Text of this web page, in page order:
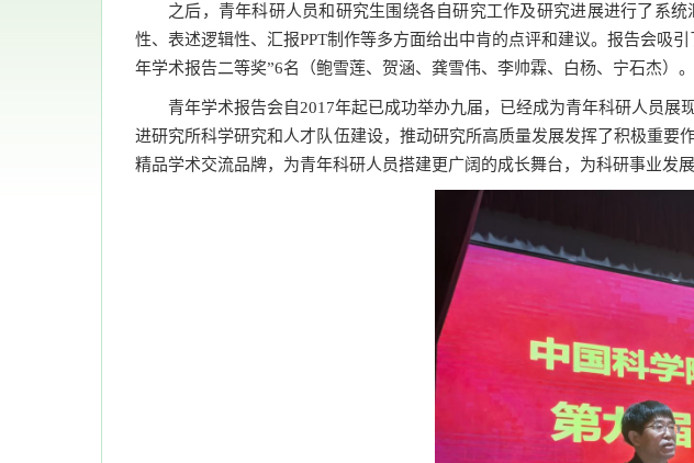
之后，青年科研人员和研究生围绕各自研究工作及研究进展进行了系
性、表述逻辑性、汇报PPT制作等多方面给出中肯的点评和建议。报告会吸
年学术报告二等奖”6名（鲍雪莲、贺涵、龚雪伟、李帅霖、白杨、宁石杰）。
青年学术报告会自2017年起已成功举办九届，已经成为青年科研人员
进研究所科学研究和人才队伍建设，推动研究所高质量发展发挥了积极重
精品学术交流品牌，为青年科研人员搭建更广阔的成长舞台，为科研事业发